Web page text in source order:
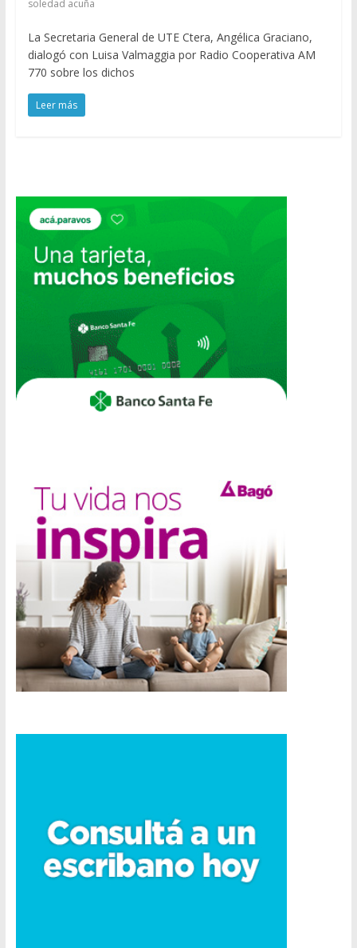
soledad acuña
La Secretaria General de UTE Ctera, Angélica Graciano,
dialogó con Luisa Valmaggia por Radio Cooperativa AM
770 sobre los dichos
Leer más